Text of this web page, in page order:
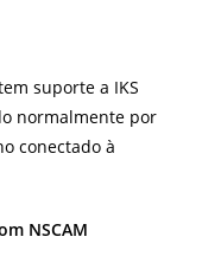
suporte a IKS
normalmente por
conectado à
NSCAM